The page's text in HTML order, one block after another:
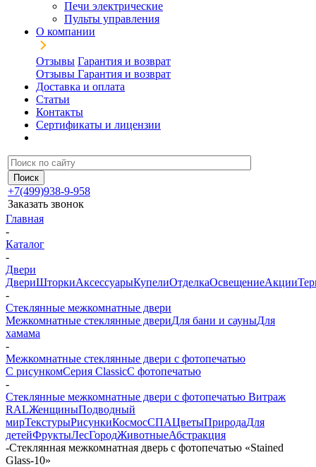
Печи электрические
Пульты управления
О компании
Отзывы Гарантия и возврат
Отзывы Гарантия и возврат
Доставка и оплата
Статьи
Контакты
Сертификаты и лицензии
+7(499)938-9-958
Заказать звонок
Главная
-
Каталог
-
Двери
ДвериШторкиАксессуарыКупелиОтделкаОсвещениеАкции
-
Стеклянные межкомнатные двери
Межкомнатные стеклянные двериДля бани и сауныДля
хамама
-
Межкомнатные стеклянные двери с фотопечатью
С рисункомСерия ClassicС фотопечатью
-
Стеклянные межкомнатные двери с фотопечатью Витраж
RALЖенщиныПодводный
мирТекстурыРисункиКосмосСПАЦветыПриродаДля
детейФруктыЛесГородЖивотныеАбстракция
-Стеклянная межкомнатная дверь с фотопечатью «Stained
Glass-10»